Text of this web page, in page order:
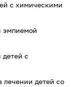
с химическими
эмпиемой
с
лечении детей со